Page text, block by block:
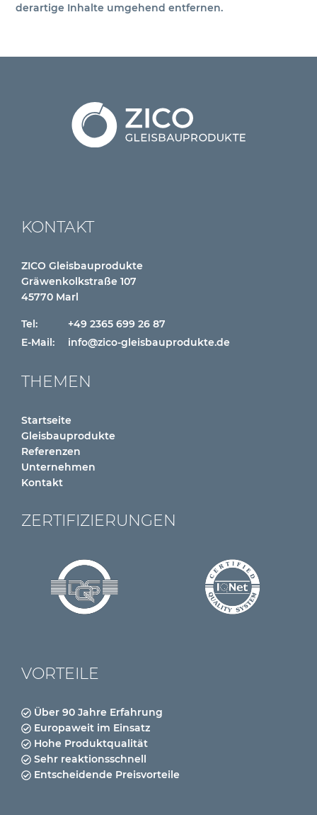
derartige Inhalte umgehend entfernen.
KONTAKT
ZICO Gleisbauprodukte
Gräwenkolkstraße 107
45770 Marl
Tel:
+49 2365 699 26 87
E-Mail:
info@zico-gleisbauprodukte.de
THEMEN
Startseite
Gleisbauprodukte
Referenzen
Unternehmen
Kontakt
ZERTIFIZIERUNGEN
VORTEILE
Über 90 Jahre Erfahrung
Europaweit im Einsatz
Hohe Produktqualität
Sehr reaktionsschnell
Entscheidende Preisvorteile